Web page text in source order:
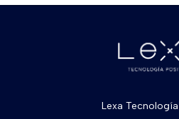
Lexa